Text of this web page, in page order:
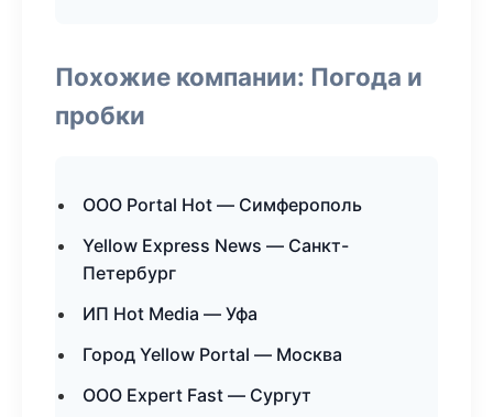
Похожие компании: Погода и
пробки
ООО Portal Hot — Симферополь
Yellow Express News — Санкт-
Петербург
ИП Hot Media — Уфа
Город Yellow Portal — Москва
ООО Expert Fast — Сургут